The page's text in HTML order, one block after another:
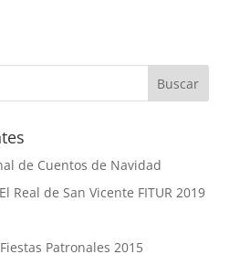
de Cuentos de Navidad
Real de San Vicente FITUR 2019
Patronales 2015